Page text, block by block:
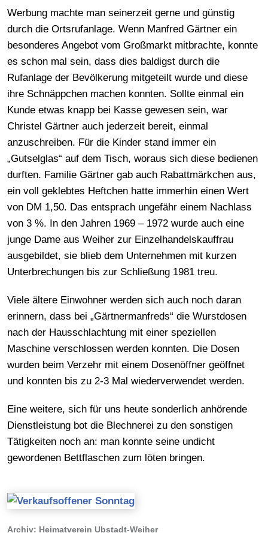
Werbung machte man seinerzeit gerne und günstig
durch die Ortsrufanlage. Wenn Manfred Gärtner ein
besonderes Angebot vom Großmarkt mitbrachte, konnte
es schon mal sein, dass dies baldigst durch die
Rufanlage der Bevölkerung mitgeteilt wurde und diese
ihre Schnäppchen machen konnten. Sollte einmal ein
Kunde etwas knapp bei Kasse gewesen sein, war
Christel Gärtner auch jederzeit bereit, einmal
anzuschreiben. Für die Kinder stand immer ein
„Gutselglas“ auf dem Tisch, woraus sich diese bedienen
durften. Familie Gärtner gab auch Rabattmärkchen aus,
ein voll geklebtes Heftchen hatte immerhin einen Wert
von DM 1,50. Das entsprach ungefähr einem Nachlass
von 3 %. In den Jahren 1969 – 1972 wurde auch eine
junge Dame aus Weiher zur Einzelhandelskauffrau
ausgebildet, sie blieb dem Unternehmen mit kurzen
Unterbrechungen bis zur Schließung 1981 treu.
Viele ältere Einwohner werden sich auch noch daran
erinnern, dass bei „Gärtnermanfreds“ die Wurstdosen
nach der Hausschlachtung mit einer speziellen
Maschine verschlossen werden konnten. Die Dosen
wurden beim Verzehr mit einem Dosenöffner geöffnet
und konnten bis zu 2-3 Mal wiederverwendet werden.
Eine weitere, sich für uns heute sonderlich anhörende
Dienstleistung bot die Blechnerei zu den sonstigen
Tätigkeiten noch an: man konnte seine undicht
gewordenen Bettflaschen zum löten bringen.
Archiv: Heimatverein Ubstadt-Weiher